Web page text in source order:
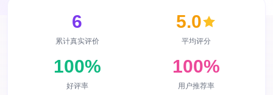
6
累计真实评价
5.0
平均评分
100%
好评率
100%
用户推荐率